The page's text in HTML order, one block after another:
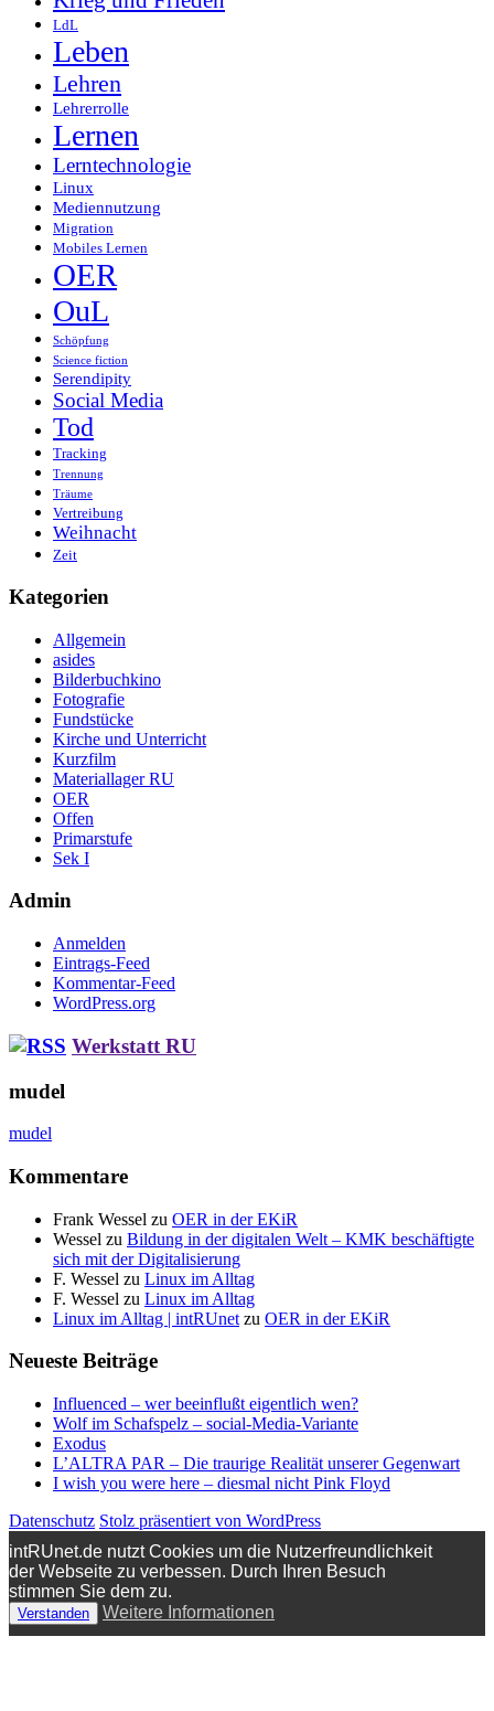
LdL
Leben
Lehren
Lehrerrolle
Lernen
Lerntechnologie
Linux
Mediennutzung
Migration
Mobiles Lernen
OER
OuL
Schöpfung
Science fiction
Serendipity
Social Media
Tod
Tracking
Trennung
Träume
Vertreibung
Weihnacht
Zeit
Kategorien
Allgemein
asides
Bilderbuchkino
Fotografie
Fundstücke
Kirche und Unterricht
Kurzfilm
Materiallager RU
OER
Offen
Primarstufe
Sek I
Admin
Anmelden
Eintrags-Feed
Kommentar-Feed
WordPress.org
Werkstatt RU
mudel
mudel
Kommentare
Frank Wessel zu OER in der EKiR
Wessel zu Bildung in der digitalen Welt – KMK beschäftigte
sich mit der Digitalisierung
F. Wessel zu Linux im Alltag
F. Wessel zu Linux im Alltag
Linux im Alltag | intRUnet zu OER in der EKiR
Neueste Beiträge
Influenced – wer beeinflußt eigentlich wen?
Wolf im Schafspelz – social-Media-Variante
Exodus
L’ALTRA PAR – Die traurige Realität unserer Gegenwart
I wish you were here – diesmal nicht Pink Floyd
Datenschutz Stolz präsentiert von WordPress
intRUnet.de nutzt Cookies um die Nutzerfreundlichkeit
der Webseite zu verbessen. Durch Ihren Besuch
stimmen Sie dem zu.
Verstanden Weitere Informationen